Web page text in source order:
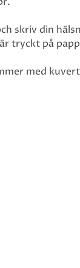
skriv din
tryckt på
med